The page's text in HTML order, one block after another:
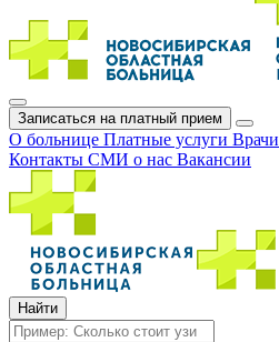
Записаться на платный прием
О больнице Платные услуги Врачи
Контакты СМИ о нас Вакансии